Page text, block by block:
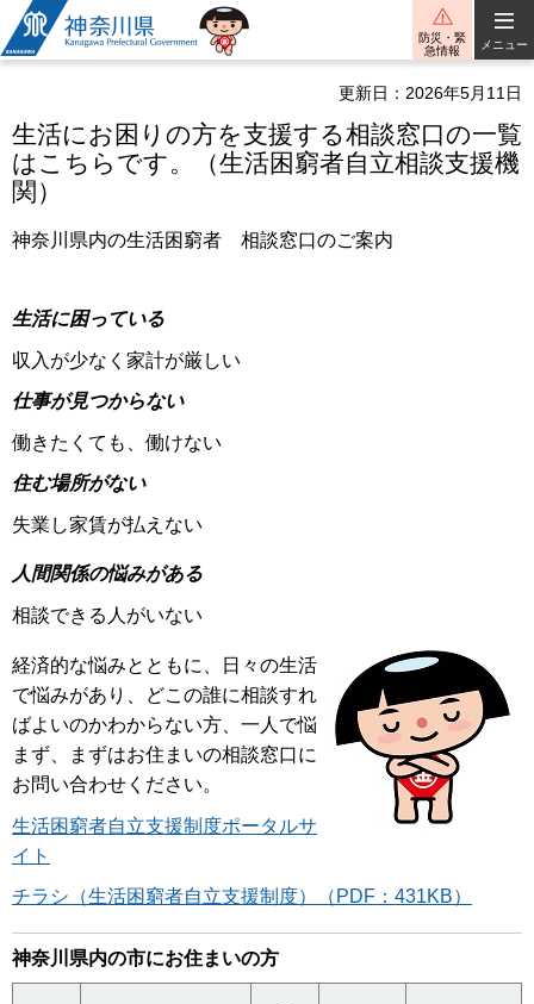
神奈川県
防災・緊
急情報
メニュー
更新日：2026年5月11日
生活にお困りの方を支援する相談窓口の一覧
はこちらです。（生活困窮者自立相談支援機
関）
神奈川県内の生活困窮者 相談窓口のご案内
生活に困っている
収入が少なく家計が厳しい
仕事が見つからない
働きたくても、働けない
住む場所がない
失業し家賃が払えない
人間関係の悩みがある
相談できる人がいない
経済的な悩みとともに、日々の生活
で悩みがあり、どこの誰に相談すれ
ばよいのかわからない方、一人で悩
まず、まずはお住まいの相談窓口に
お問い合わせください。
生活困窮者自立支援制度ポータルサ
イト
チラシ（生活困窮者自立支援制度）（PDF：431KB）
神奈川県内の市にお住まいの方